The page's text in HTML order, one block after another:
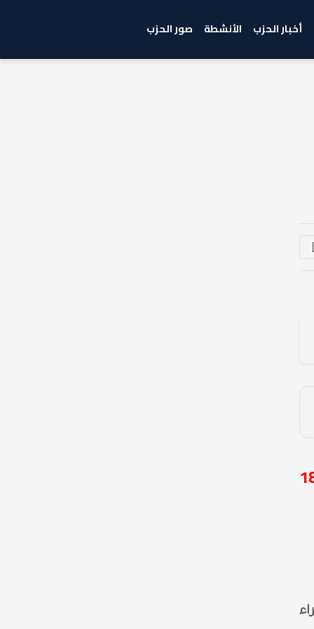
أخبار الحزب الأنشطة صور الحزب
في البنوك المصرية اليوم 18
جنيه للشراء